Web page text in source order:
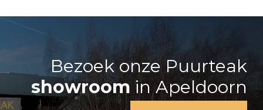
Bezoek onze Puurteak
showroomin Apeldoorn